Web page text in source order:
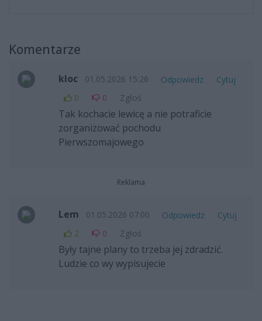
Komentarze
kloc 01.05.2026 15:26 Odpowiedz
Cytuj
0
0 Zgłoś
Tak kochacie lewicę a nie potraficie
zorganizować pochodu
Pierwszomajowego
Reklama
Lem 01.05.2026 07:00 Odpowiedz
Cytuj
2
0 Zgłoś
Były tajne plany to trzeba jej zdradzić.
Ludzie co wy wypisujecie